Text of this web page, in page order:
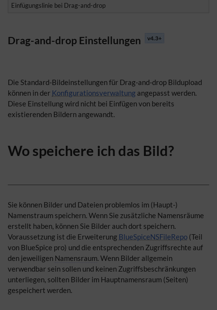
Einfügungslinie bei Drag-and-drop
Drag-and-drop Einstellungen v4.3+
Die Standard-Bildeinstellungen für Drag-and-drop Bildupload
können in der Konfigurationsverwaltung angepasst werden.
Diese Einstellung wird nicht bei Einfügen von bereits
existierenden Bildern angewandt.
Wo speichere ich das Bild?
Sie können Bilder und Dateien problemlos im (Haupt-)
Namenstraum speichern. Wenn Sie zusätzliche Namensräume
erstellt haben, können Sie Bilder auch dort speichern.
Voraussetzung ist die Erweiterung BlueSpiceNSFileRepo (Teil
von BlueSpice pro) und die entsprechenden Zugriffsrechte auf
den jeweiligen Namensraum. Wenn Bilder allgemein
verwendbar sein sollen und keinen Zugriffsbeschränkungen
unterliegen, sollten Bilder im Hauptnamensraum (Seiten)
gespeichert werden.